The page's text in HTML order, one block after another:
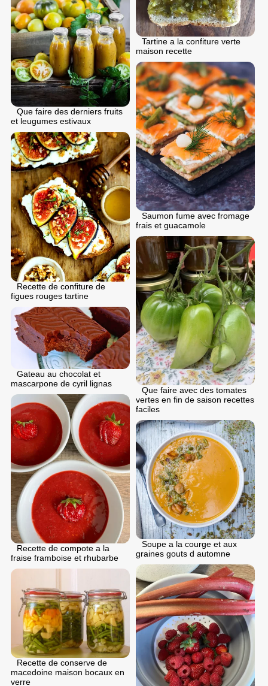
Tartine a la confiture verte
maison recette
Que faire des derniers fruits
et leugumes estivaux
Saumon fume avec fromage
frais et guacamole
Recette de confiture de
figues rouges tartine
Que faire avec des tomates
vertes en fin de saison recettes
faciles
Gateau au chocolat et
mascarpone de cyril lignas
Recette de compote a la
fraise framboise et rhubarbe
Soupe a la courge et aux
graines gouts d automne
Recette de conserve de
macedoine maison bocaux en
verre